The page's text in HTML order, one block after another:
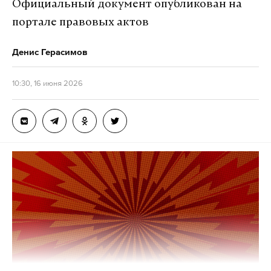
Пожар на заводе вспыхнул в результате атаки
беспилотного летательного аппарата. Ранее об
противовоздушной обороны в общей сложности
было уничтожено 60 дронов.
Подпишитесь на Daily Storm вMAX. Он
работает там, где тормозит интернет.
А еще мы есть вTelegram,ДзениVK.
Макс Telegram
Официальный документ опубликован на
портале правовых актов
Денис Герасимов
10:30, 16 июня 2026